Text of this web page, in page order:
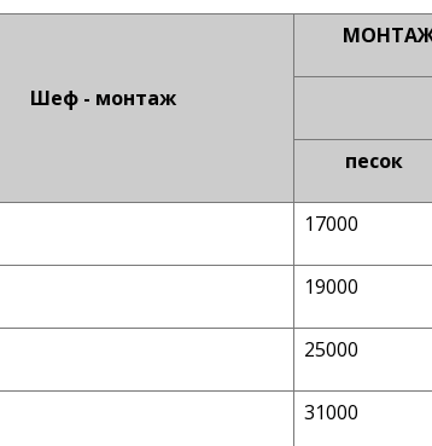
Шеф - монтаж
МОНТАЖ
песок
17000
19000
25000
31000